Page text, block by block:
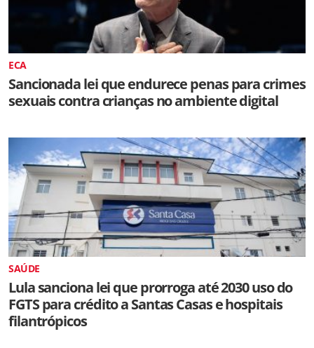
ECA
Sancionada lei que endurece penas para crimes
sexuais contra crianças no ambiente digital
SAÚDE
Lula sanciona lei que prorroga até 2030 uso do
FGTS para crédito a Santas Casas e hospitais
filantrópicos